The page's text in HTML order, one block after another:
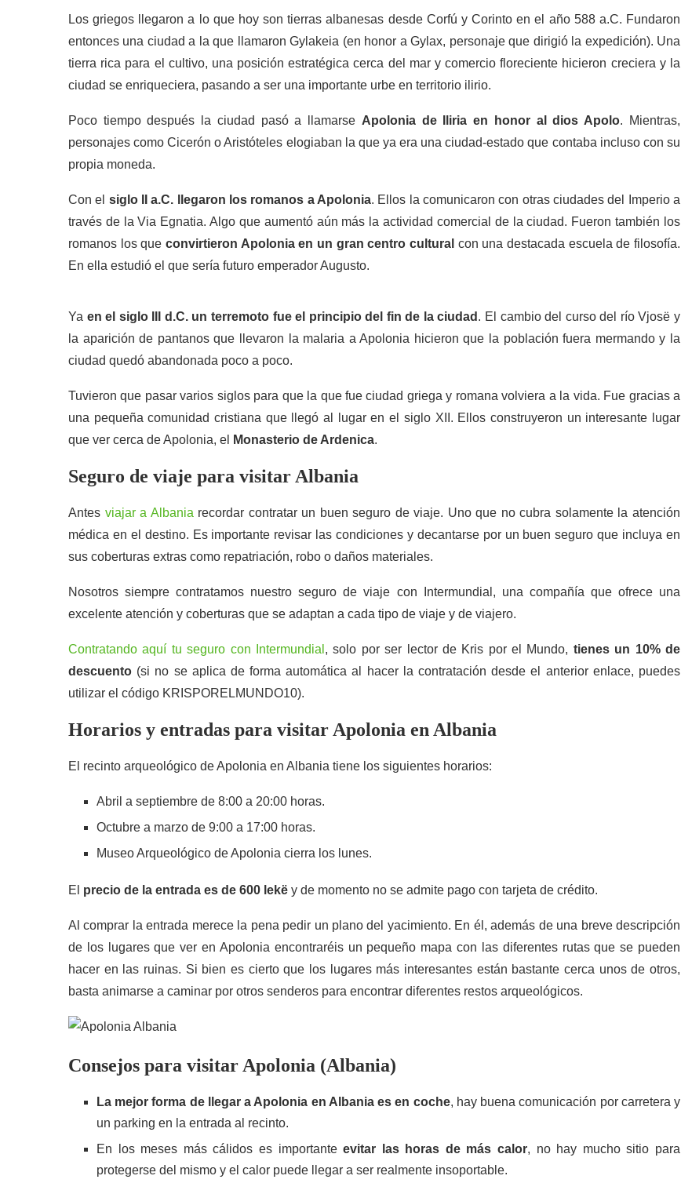
Los griegos llegaron a lo que hoy son tierras albanesas desde Corfú y Corinto en el año 588 a.C. Fundaron
entonces una ciudad a la que llamaron Gylakeia (en honor a Gylax, personaje que dirigió la expedición). Una
tierra rica para el cultivo, una posición estratégica cerca del mar y comercio floreciente hicieron creciera y la
ciudad se enriqueciera, pasando a ser una importante urbe en territorio ilirio.
Poco tiempo después la ciudad pasó a llamarse Apolonia de Iliria en honor al dios Apolo. Mientras,
personajes como Cicerón o Aristóteles elogiaban la que ya era una ciudad-estado que contaba incluso con su
propia moneda.
Con el siglo II a.C. llegaron los romanos a Apolonia. Ellos la comunicaron con otras ciudades del Imperio a
través de la Via Egnatia. Algo que aumentó aún más la actividad comercial de la ciudad. Fueron también los
romanos los que convirtieron Apolonia en un gran centro cultural con una destacada escuela de filosofía.
En ella estudió el que sería futuro emperador Augusto.
Ya en el siglo III d.C. un terremoto fue el principio del fin de la ciudad . El cambio del curso del río Vjosë y
la aparición de pantanos que llevaron la malaria a Apolonia hicieron que la población fuera mermando y la
ciudad quedó abandonada poco a poco.
Tuvieron que pasar varios siglos para que la que fue ciudad griega y romana volviera a la vida. Fue gracias a
una pequeña comunidad cristiana que llegó al lugar en el siglo XII. Ellos construyeron un interesante lugar
que ver cerca de Apolonia, el
Monasterio de Ardenica.
Seguro de viaje para visitar Albania
Antes viajar a Albania recordar contratar un buen seguro de viaje. Uno que no cubra solamente la atención
médica en el destino. Es importante revisar las condiciones y decantarse por un buen seguro que incluya en
sus coberturas extras como repatriación, robo o daños materiales.
Nosotros siempre contratamos nuestro seguro de viaje con Intermundial, una compañía que ofrece una
excelente atención y coberturas que se adaptan a cada tipo de viaje y de viajero.
Contratando aquí tu seguro con Intermundial , solo por ser lector de Kris por el Mundo, tienes un 10% de
descuento (si no se aplica de forma automática al hacer la contratación desde el anterior enlace, puedes
utilizar el código KRISPORELMUNDO10).
Horarios y entradas para visitar Apolonia en Albania
El recinto arqueológico de Apolonia en Albania tiene los siguientes horarios:
Abril a septiembre de 8:00 a 20:00 horas.
Octubre a marzo de 9:00 a 17:00 horas.
Museo Arqueológico de Apolonia cierra los lunes.
El precio de la entrada es de 600 lekë y de momento no se admite pago con tarjeta de crédito.
Al comprar la entrada merece la pena pedir un plano del yacimiento. En él, además de una breve descripción
de los lugares que ver en Apolonia encontraréis un pequeño mapa con las diferentes rutas que se pueden
hacer en las ruinas. Si bien es cierto que los lugares más interesantes están bastante cerca unos de otros,
basta animarse a caminar por otros senderos para encontrar diferentes restos arqueológicos.
Consejos para visitar Apolonia (Albania)
La mejor forma de llegar a Apolonia en Albania es en coche, hay buena comunicación por carretera y
un parking en la entrada al recinto.
En los meses más cálidos es importanteevitar las horas de más calor, no hay mucho sitio para
protegerse del mismo y el calor puede llegar a ser realmente insoportable.